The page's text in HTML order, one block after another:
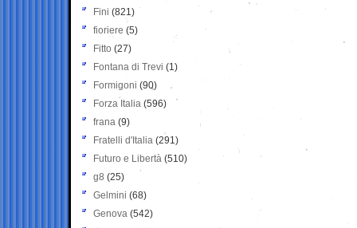
Fini (821)
fioriere (5)
Fitto (27)
Fontana di Trevi (1)
Formigoni (90)
Forza Italia (596)
frana (9)
Fratelli d'Italia (291)
Futuro e Libertà (510)
g8 (25)
Gelmini (68)
Genova (542)